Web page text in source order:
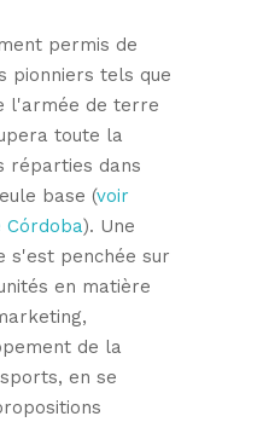
permis de
pionniers tels que
l'armée de terre
toute la
réparties dans
base (voir
Córdoba). Une
s'est penchée sur
en matière
de la
en se